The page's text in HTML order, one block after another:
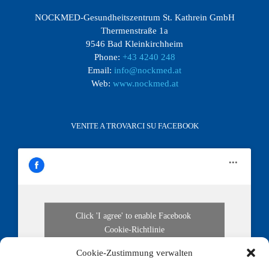
Cookie-Zustimmung verwalten
NOCKMED-Gesundheitszentrum St. Kathrein GmbH
Thermenstraße 1a
9546 Bad Kleinkirchheim
Phone: +43 4240 248
Email: info@nockmed.at
Web: www.nockmed.at
VENITE A TROVARCI SU FACEBOOK
Click 'I agree' to enable Facebook
Cookie-Richtlinie
I agree